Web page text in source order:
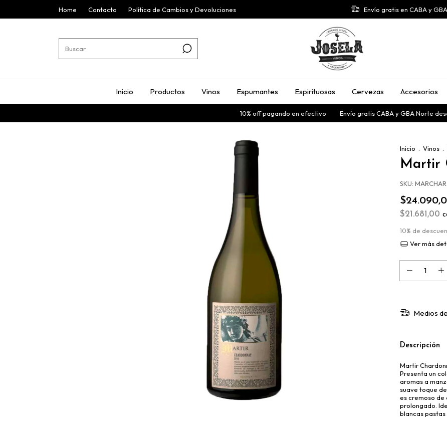
Home Contacto Política de Cambios y Devoluciones Envío gratis en CABA y
Inicio Productos Vinos Espumantes Espirituosas Cervezas Accesorios
10% off pagando en efectivo Envío gratis CABA y GBA Norte
Inicio Vinos
Martir
SKU: MARCHAR
$21.681,00
10% de
Ver más
Medios
Descripción
Martir
Presenta un
aromas a
suave toque
es cremoso de
prolongado.
blancas pastas